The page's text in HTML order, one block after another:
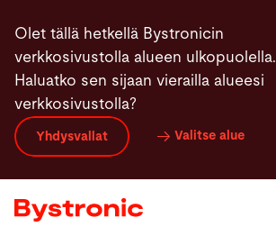
pääsisältöön
Olet tällä hetkellä Bystronicin
verkkosivustolla alueen ulkopuolella.
Haluatko sen sijaan vierailla alueesi
verkkosivustolla?
Yhdysvallat Valitse alue
Koneet ja Ohjelmistot
Palvelut